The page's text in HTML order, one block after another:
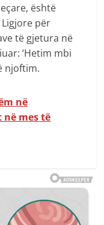
është
për
të gjetura në
‘Hetim mbi
njoftim.
në
mes të